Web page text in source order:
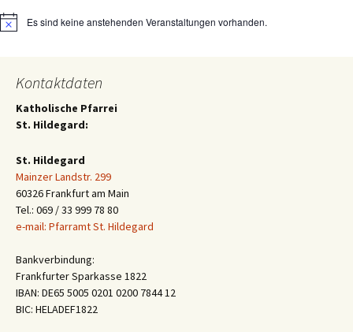
HinweisEs sind keine anstehenden Veranstaltungen vorhanden.
Kontaktdaten
Katholische Pfarrei
St. Hildegard:
St. Hildegard
Mainzer Landstr. 299
60326 Frankfurt am Main
Tel.: 069 / 33 999 78 80
e-mail: Pfarramt St. Hildegard
Bankverbindung:
Frankfurter Sparkasse 1822
IBAN: DE65 5005 0201 0200 7844 12
BIC: HELADEF1822